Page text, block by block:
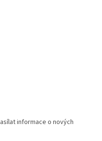
informace o nových